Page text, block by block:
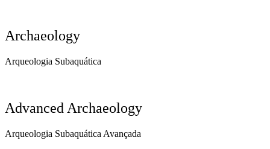
Archaeology
Arqueologia Subaquática
Advanced Archaeology
Arqueologia Subaquática Avançada